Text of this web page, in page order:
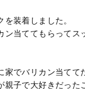
装着しました。
ン当ててもらってス
家でバリカン当てて
親子で大好きだった